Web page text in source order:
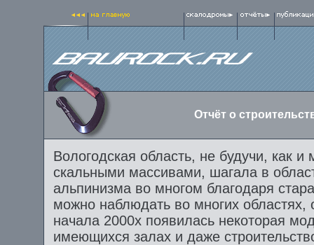
Отчёт о
Вологодская область, не будучи, как
скальными массивами, шагала в
альпинизма во многом благодаря
можно наблюдать во многих
начала 2000х появилась некоторая
имеющихся залах и даже